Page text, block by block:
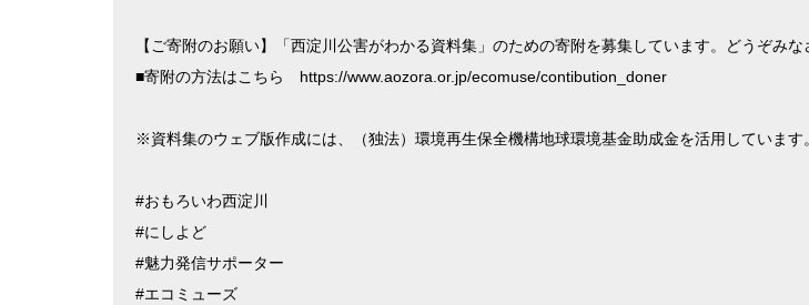
【ご寄附のお願い】「西淀川公害がわかる資料集」のための寄附を募集しています。どうぞみ
■寄附の方法はこちら https://www.aozora.or.jp/ecomuse/contibution_doner
※資料集のウェブ版作成には、（独法）環境再生保全機構地球環境基金助成金を活用しています。
#おもろいわ西淀川
#にしよど
#魅力発信サポーター
#エコミューズ